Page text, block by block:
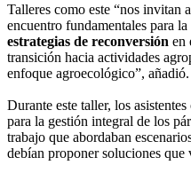
Talleres como este “nos invitan
encuentro fundamentales para la
estrategias de reconversión en
transición hacia actividades
enfoque agroecológico”, añadió.
Durante este taller, los
para la gestión integral de los
trabajo que abordaban
debían proponer soluciones que